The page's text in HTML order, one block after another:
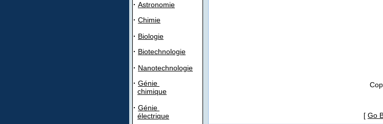
· Astronomie
· Chimie
· Biologie
· Biotechnologie
· Nanotechnologie
· Génie
chimique
· Génie
électrique
[ Go